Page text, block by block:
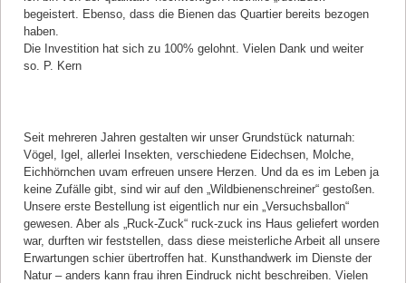
begeistert. Ebenso, dass die Bienen das Quartier bereits bezogen
haben.
Die Investition hat sich zu 100% gelohnt. Vielen Dank und weiter
so. P. Kern
Seit mehreren Jahren gestalten wir unser Grundstück naturnah:
Vögel, Igel, allerlei Insekten, verschiedene Eidechsen, Molche,
Eichhörnchen uvam erfreuen unsere Herzen. Und da es im Leben ja
keine Zufälle gibt, sind wir auf den „Wildbienenschreiner“ gestoßen.
Unsere erste Bestellung ist eigentlich nur ein „Versuchsballon“
gewesen. Aber als „Ruck-Zuck“ ruck-zuck ins Haus geliefert worden
war, durften wir feststellen, dass diese meisterliche Arbeit all unsere
Erwartungen schier übertroffen hat. Kunsthandwerk im Dienste der
Natur – anders kann frau ihren Eindruck nicht beschreiben. Vielen